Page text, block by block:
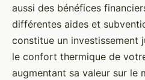
aussi des bénéfices
différentes aides et
constitue un investissement
le confort thermique de
augmentant sa valeur sur le